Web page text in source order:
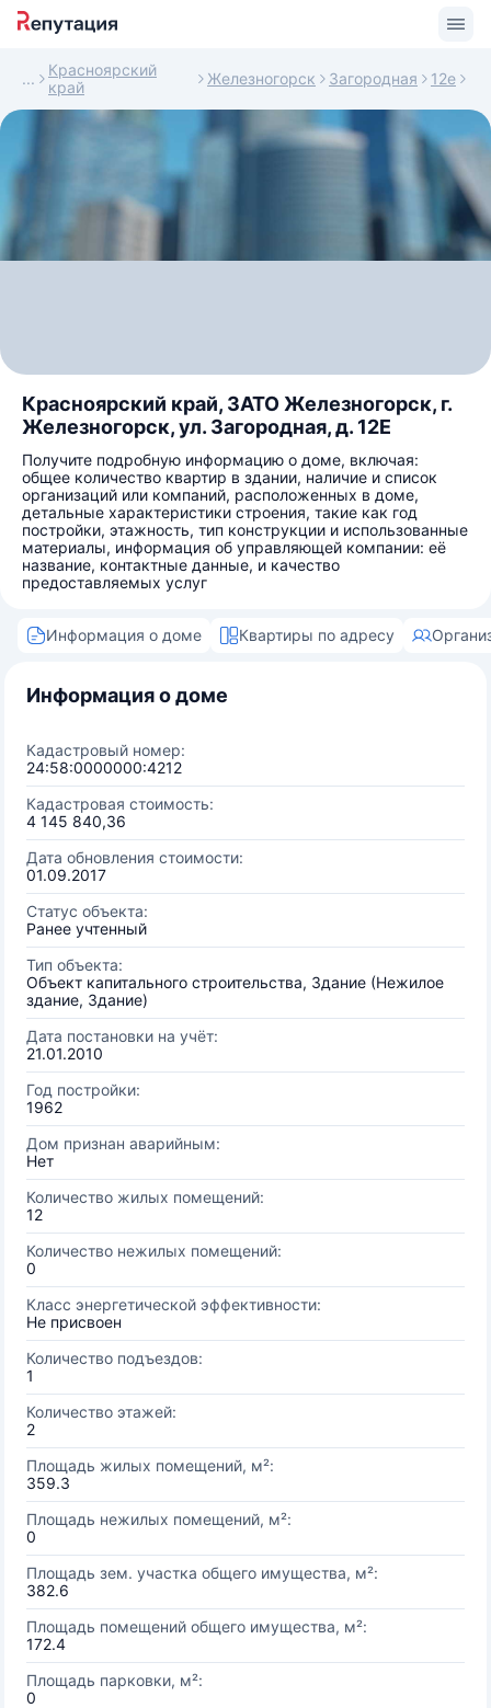
Красноярский
край
Железногорск Загородная 12е
Красноярский край, ЗАТО Железногорск, г.
Железногорск, ул. Загородная, д. 12Е
Получите подробную информацию о доме, включая:
общее количество квартир в здании, наличие и список
организаций или компаний, расположенных в доме,
детальные характеристики строения, такие как год
постройки, этажность, тип конструкции и использованные
материалы, информация об управляющей компании: её
название, контактные данные, и качество
предоставляемых услуг
Информация о доме Квартиры по адресу
Информация о доме
Кадастровый номер:
24:58:0000000:4212
Кадастровая стоимость:
4 145 840,36
Дата обновления стоимости:
01.09.2017
Статус объекта:
Ранее учтенный
Тип объекта:
Объект капитального строительства, Здание (Нежилое
здание, Здание)
Дата постановки на учёт:
21.01.2010
Год постройки:
1962
Дом признан аварийным:
Нет
Количество жилых помещений:
12
Количество нежилых помещений:
0
Класс энергетической эффективности:
Не присвоен
Количество подъездов:
1
Количество этажей:
2
Площадь жилых помещений, м²:
359.3
Площадь нежилых помещений, м²:
0
Площадь зем. участка общего имущества, м²:
382.6
Площадь помещений общего имущества, м²:
172.4
Площадь парковки, м²:
0